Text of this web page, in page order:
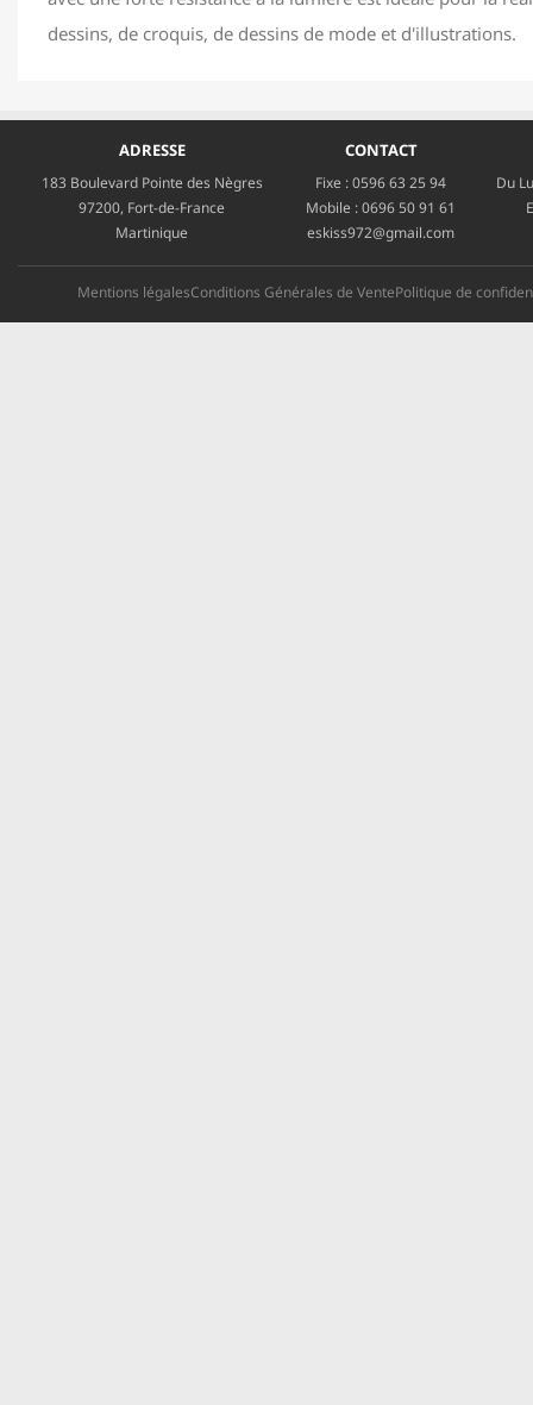
dessins, de croquis, de dessins de mode et d'illustrations.
ADRESSE
183 Boulevard Pointe des Nègres
97200, Fort-de-France
Martinique
CONTACT
Fixe :0596 63 25 94
Mobile :0696 50 91 61
eskiss972@gmail.com
Du
Mentions légalesConditions Générales de VentePolitique de